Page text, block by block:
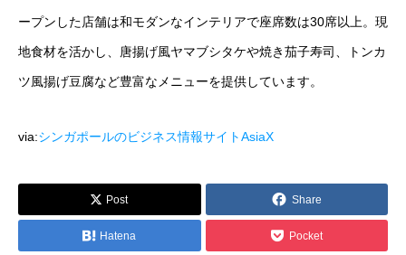
Halal Gourmet Japan
日本素食餐廳攻略
ープンした店舗は和モダンなインテリアで座席数は30席以上。現
地食材を活かし、唐揚げ風ヤマブシタケや焼き茄子寿司、トンカ
ツ風揚げ豆腐など豊富なメニューを提供しています。
via:シンガポールのビジネス情報サイトAsiaX
Post Share
Hatena Pocket